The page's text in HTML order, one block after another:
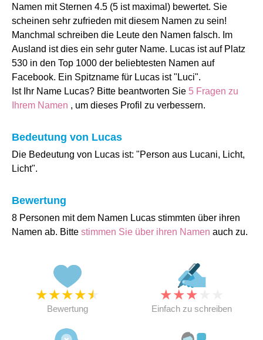
Namen mit Sternen 4.5 (5 ist maximal) bewertet. Sie
scheinen sehr zufrieden mit diesem Namen zu sein!
Manchmal schreiben die Leute den Namen falsch. Im
Ausland ist dies ein sehr guter Name. Lucas ist auf Platz
530 in den Top 1000 der beliebtesten Namen auf
Facebook. Ein Spitzname für Lucas ist "Luci".
Ist Ihr Name Lucas? Bitte beantworten Sie 5 Fragen zu
Ihrem Namen , um dieses Profil zu verbessern.
Bedeutung von Lucas
Die Bedeutung von Lucas ist: "Person aus Lucani, Licht,
Licht".
Bewertung
8 Personen mit dem Namen Lucas stimmten über ihren
Namen ab. Bitte stimmen Sie über ihren Namen auch zu.
★★★★★
Bewertung
★★★
Einfach zu schreiben